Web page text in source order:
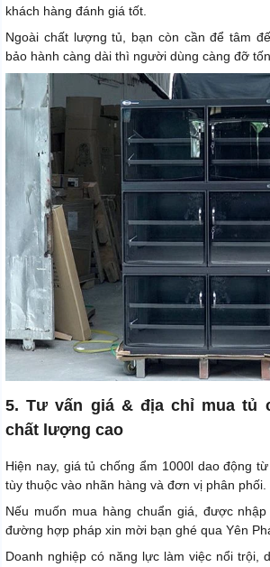
khách hàng đánh giá tốt.
Ngoài chất lượng tủ, bạn còn cần để tâm
bảo hành càng dài thì người dùng càng đỡ
5. Tư vấn giá & địa chỉ mua tủ
chất lượng cao
Hiện nay, giá tủ chống ẩm 1000l dao động
tùy thuộc vào nhãn hàng và đơn vị phân phối.
Nếu muốn mua hàng chuẩn giá, được
đường hợp pháp xin mời bạn ghé qua Yên
Doanh nghiệp có năng lực làm việc nổi trội,